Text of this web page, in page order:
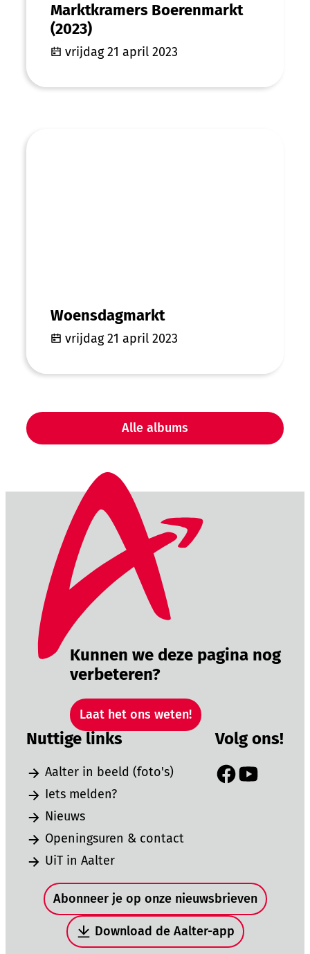
Marktkramers Boerenmarkt
(2023)
vrijdag 21 april 2023
Woensdagmarkt
vrijdag 21 april 2023
Alle albums
Kunnen we deze pagina nog
verbeteren?
Laat het ons weten!
Nuttige links
Aalter in beeld (foto's)
Iets melden?
Nieuws
Openingsuren & contact
UiT in Aalter
Volg ons!
Facebook
YouTube
Snel naar
Abonneer je op onze nieuwsbrieven
Download de Aalter-app